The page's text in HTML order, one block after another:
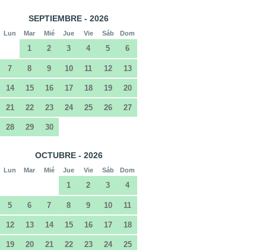
SEPTIEMBRE - 2026
Lun Mar Mié Jue Vie Sáb Dom
1 2 3 4 5 6
7 8 9 10 11 12 13
14 15 16 17 18 19 20
21 22 23 24 25 26 27
28 29 30
OCTUBRE - 2026
Lun Mar Mié Jue Vie Sáb Dom
1 2 3 4
5 6 7 8 9 10 11
12 13 14 15 16 17 18
19 20 21 22 23 24 25